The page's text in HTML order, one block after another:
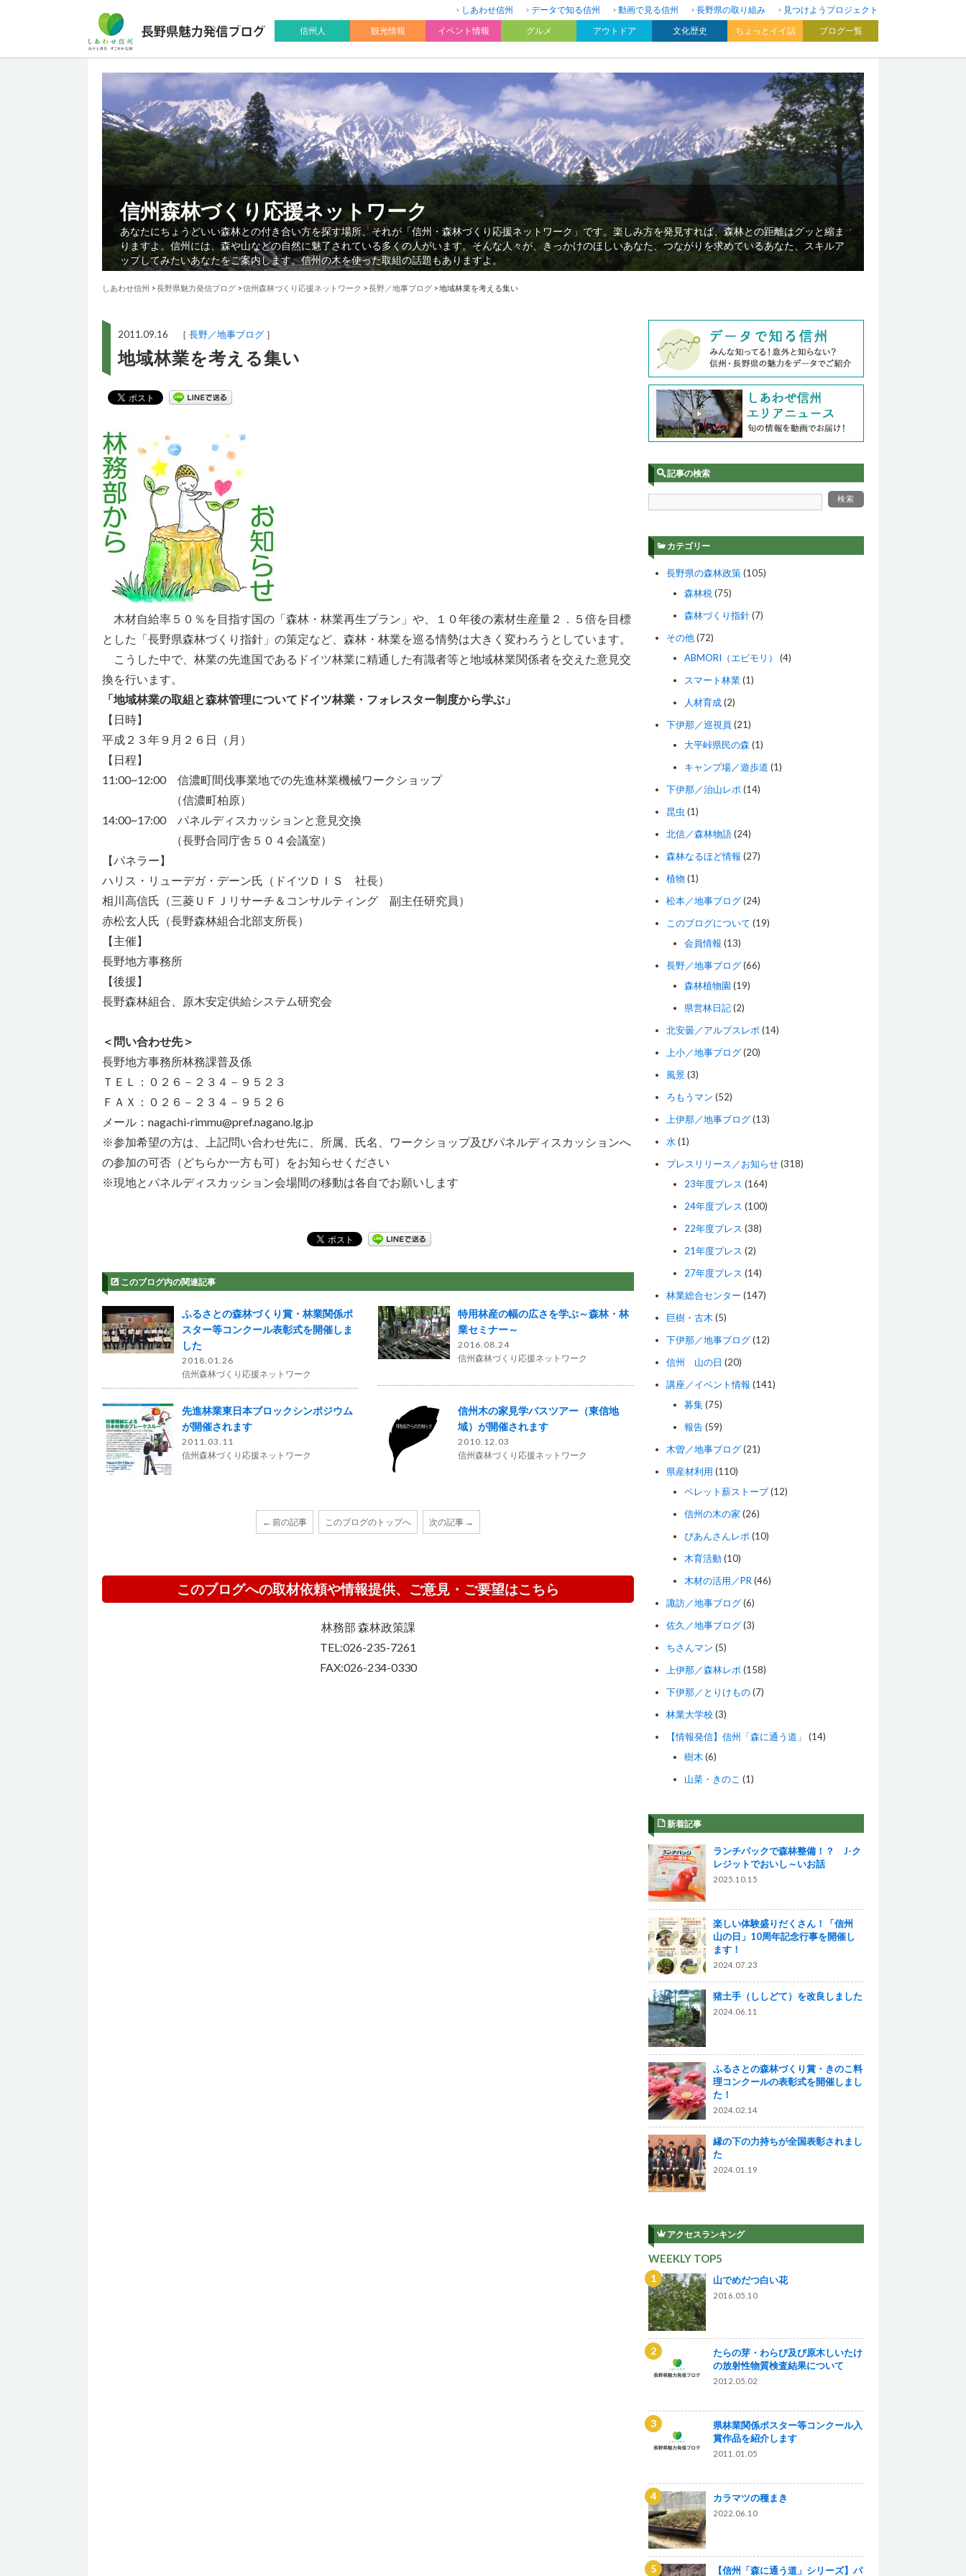
しあわせ信州 データで知る信州 動画で見る信州 長野県の取り組み
見つけようプロジェクト
信州人
観光情報 イベント情報 グルメ アウトドア 文化歴史 ちょっとイイ話 ブログ一覧
信州森林づくり応援ネットワーク
あなたにちょうどいい森林との付き合い方を探す場所、それが「信州・森林づくり応援ネットワーク」です。楽しみ方を発見すれば、森林との距離はグッと縮ま
りますよ。信州には、森や山などの自然に魅了されている多くの人がいます。そんな人々が、きっかけのほしいあなた、つながりを求めているあなた、スキルア
ップしてみたいあなたをご案内します。信州の木を使った取組の話題もありますよ。
しあわせ信州 >長野県魅力発信ブログ >信州森林づくり応援ネットワーク >長野／地事ブログ >地域林業を考える集い
2011.09.16 ［ 長野／地事ブログ ］
地域林業を考える集い
木材自給率５０％を目指す国の「森林・林業再生プラン」や、１０年後の素材生産量２．５倍を目標
とした「長野県森林づくり指針」の策定など、森林・林業を巡る情勢は大きく変わろうとしています。
こうした中で、林業の先進国であるドイツ林業に精通した有識者等と地域林業関係者を交えた意見交
換を行います。
「地域林業の取組と森林管理についてドイツ林業・フォレスター制度から学ぶ」
【日時】
平成２３年９月２６日（月）
【日程】
11:00~12:00 信濃町間伐事業地での先進林業機械ワークショップ
（信濃町柏原）
14:00~17:00 パネルディスカッションと意見交換
（長野合同庁舎５０４会議室）
【パネラー】
ハリス・リューデガ・デーン氏（ドイツＤＩＳ 社長）
相川高信氏（三菱ＵＦＪリサーチ＆コンサルティング 副主任研究員）
赤松玄人氏（長野森林組合北部支所長）
【主催】
長野地方事務所
【後援】
長野森林組合、原木安定供給システム研究会
＜問い合わせ先＞
長野地方事務所林務課普及係
ＴＥＬ：０２６－２３４－９５２３
ＦＡＸ：０２６－２３４－９５２６
メール：nagachi-rimmu@pref.nagano.lg.jp
※参加希望の方は、上記問い合わせ先に、所属、氏名、ワークショップ及びパネルディスカッションへ
の参加の可否（どちらか一方も可）をお知らせください
※現地とパネルディスカッション会場間の移動は各自でお願いします
このブログ内の関連記事
ふるさとの森林づくり賞・林業関係ポ
スター等コンクール表彰式を開催しま
した
2018.01.26
信州森林づくり応援ネットワーク
特用林産の幅の広さを学ぶ～森林・林
業セミナー～
2016.08.24
信州森林づくり応援ネットワーク
先進林業東日本ブロックシンポジウム
が開催されます
2011.03.11
信州森林づくり応援ネットワーク
信州木の家見学バスツアー（東信地
域）が開催されます
2010.12.03
信州森林づくり応援ネットワーク
← 前の記事 このブログのトップへ 次の記事 →
このブログへの取材依頼や情報提供、ご意見・ご要望はこちら
林務部 森林政策課
TEL:026-235-7261
FAX:026-234-0330
記事の検索
カテゴリー
長野県の森林政策(105)
森林税 (75)
森林づくり指針(7)
その他(72)
ABMORI（エビモリ）
(4)
スマート林業(1)
人材育成(2)
下伊那／巡視員 (21)
大平峠県民の森 (1)
キャンプ場／遊歩道 (1)
下伊那／治山レポ (14)
昆虫 (1)
北信／森林物語(24)
森林なるほど情報 (27)
植物 (1)
松本／地事ブログ(24)
このブログについて (19)
会員情報 (13)
長野／地事ブログ(66)
森林植物園 (19)
県営林日記(2)
北安曇／アルプスレポ (14)
上小／地事ブログ(20)
風景(3)
ろもうマン (52)
上伊那／地事ブログ(13)
水 (1)
プレスリリース／お知らせ(318)
23年度プレス (164)
24年度プレス (100)
22年度プレス (38)
21年度プレス (2)
27年度プレス (14)
林業総合センター (147)
巨樹・古木 (5)
下伊那／地事ブログ(12)
信州 山の日 (20)
講座／イベント情報 (141)
募集(75)
報告(59)
木曽／地事ブログ(21)
県産材利用 (110)
ペレット薪ストーブ(12)
信州の木の家 (26)
ぴあんさんレポ (10)
木育活動(10)
木材の活用／PR (46)
諏訪／地事ブログ(6)
佐久／地事ブログ(3)
ちさんマン (5)
上伊那／森林レポ (158)
下伊那／とりけもの(7)
林業大学校 (3)
【情報発信】信州「森に通う道」
(14)
樹木 (6)
山菜・きのこ (1)
新着記事
ランチパックで森林整備！？ J-ク
レジットでおいし～いお話
2025.10.15
楽しい体験盛りだくさん！「信州
山の日」10周年記念行事を開催し
ます！
2024.07.23
猪土手（ししどて）を改良しました
2024.06.11
ふるさとの森林づくり賞・きのこ料
理コンクールの表彰式を開催しまし
た！
2024.02.14
縁の下の力持ちが全国表彰されまし
た
2024.01.19
アクセスランキング
WEEKLY TOP5
山でめだつ白い花
2016.05.10
たらの芽・わらび及び原木しいたけ
の放射性物質検査結果について
2012.05.02
県林業関係ポスター等コンクール入
賞作品を紹介します
2011.01.05
カラマツの種まき
2022.06.10
【信州「森に通う道」シリーズ】パ